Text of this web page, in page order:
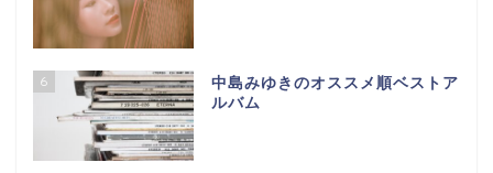
6
中島みゆきのオススメ順ベストア
ルバム